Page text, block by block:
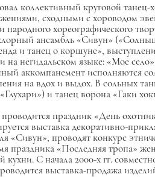
коллективный круговой танец-
сходными с хороводом
народного хореографического
ансамбль «Сивун»
и танец о коршуне»,
на негидальском языке: «Мое
аккомпанемент исполняются
на вдох и выдох. В сольных
и танец ворона «Гаки
праздник «День
выставка декоративно-
«Сивун», проводят конкурс
праздника «Последняя тропа»
С начала 2000-х гг.
выставка-продажа